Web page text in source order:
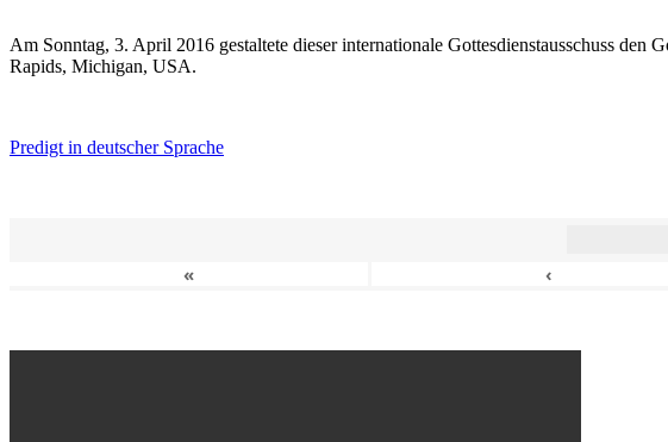
Am Sonntag, 3. April 2016 gestaltete dieser internationale Gottesdienstausschuss
Rapids, Michigan, USA.
Predigt in deutscher Sprache
« ‹